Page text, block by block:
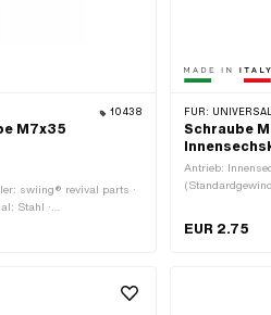
10438
M7x35
swiing® revival parts ·
Stahl ·
· Gewindeart: M7x1
FÜR:
Schraube
Antrieb:
Schlüsselweite:
EUR 2.75